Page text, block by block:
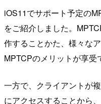
iOS11でサポート予定の
をご紹介しました。
作することかた、様々な
MPTCPのメリットが享受
一方で、クライアントが
にアクセスすることから